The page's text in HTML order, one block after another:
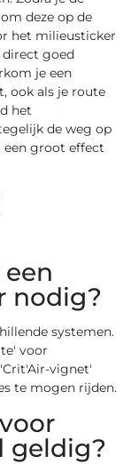
deze op de
het milieusticker
direct goed
je een
ook als je route
het
de weg op
een groot effect
nodig?
systemen.
voor
vignet'
te mogen rijden.
geldig?